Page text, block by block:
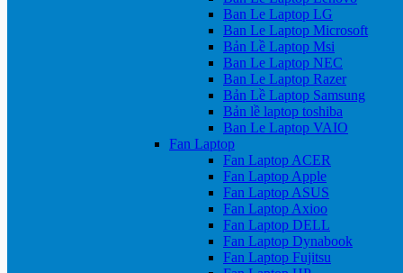
Ban Le Laptop LG
Ban Le Laptop Microsoft
Bản Lề Laptop Msi
Ban Le Laptop NEC
Ban Le Laptop Razer
Bản Lề Laptop Samsung
Bản lề laptop toshiba
Ban Le Laptop VAIO
Fan Laptop
Fan Laptop ACER
Fan Laptop Apple
Fan Laptop ASUS
Fan Laptop Axioo
Fan Laptop DELL
Fan Laptop Dynabook
Fan Laptop Fujitsu